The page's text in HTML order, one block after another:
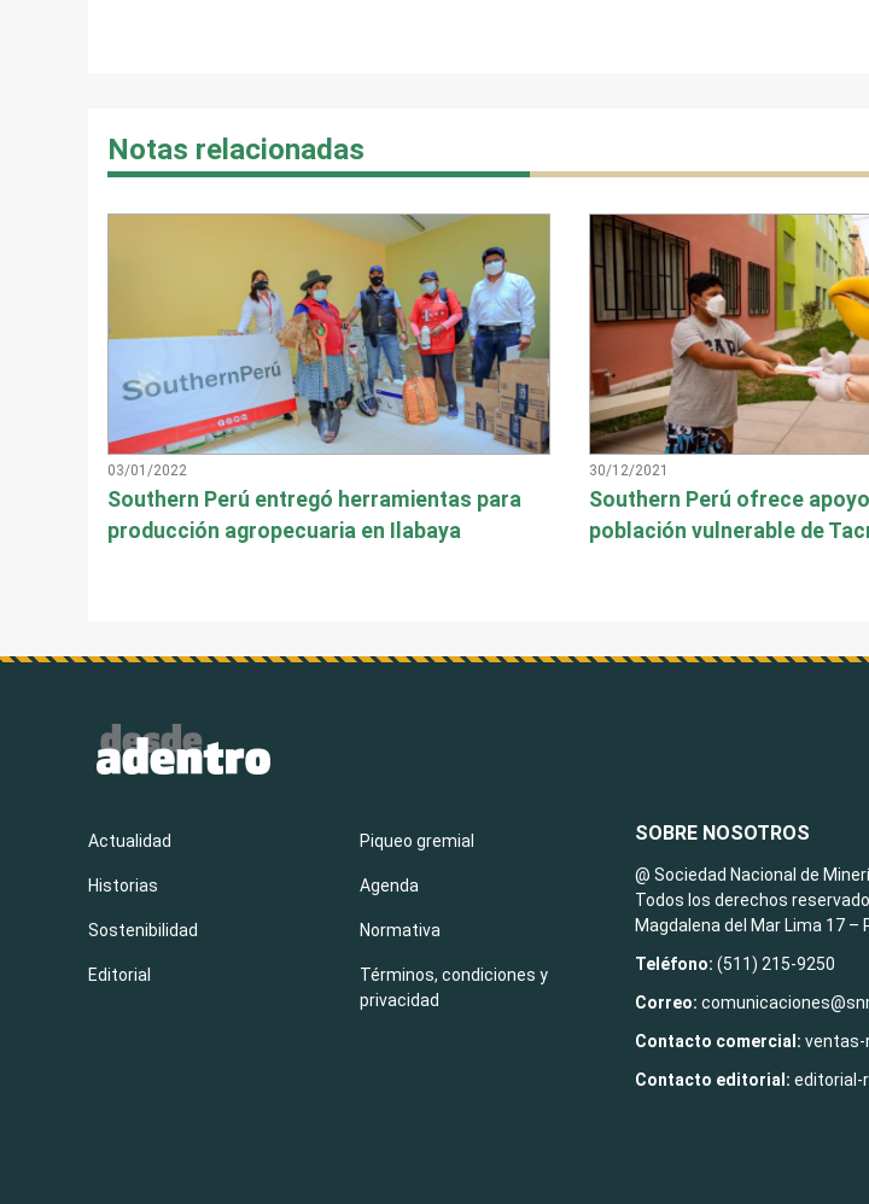
Notas relacionadas
03/01/2022
Southern Perú entregó herramientas para
producción agropecuaria en Ilabaya
30/12/2021
Southern Perú ofrece
población vulnerable de
Actualidad
Historias
Sostenibilidad
Editorial
Piqueo gremial
Agenda
Normativa
Términos, condiciones y
privacidad
SOBRE NOSOTROS
@ Sociedad Nacional de
Todos los derechos
Magdalena del Mar Lima 17 –
Teléfono: (511) 215-9250
Correo:
Contacto comercial: ventas-
Contacto editorial: editorial-